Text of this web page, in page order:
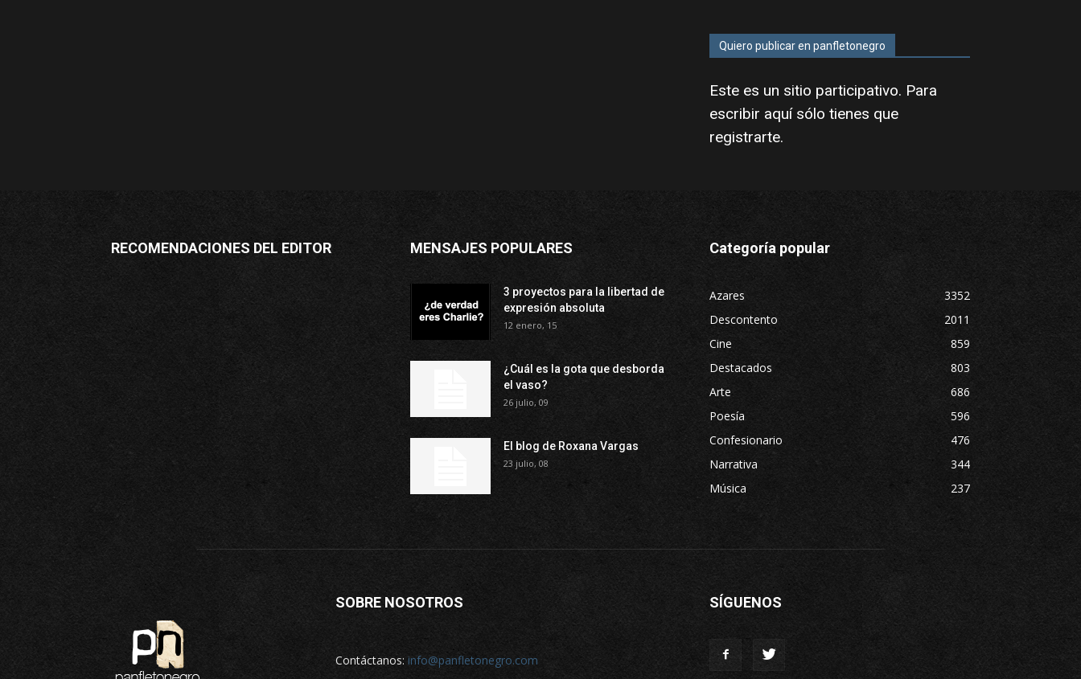
Quiero publicar en panfletonegro
Este es un sitio participativo. Para
escribir aquí sólo tienes que
registrarte.
RECOMENDACIONES DEL EDITOR MENSAJES POPULARES
3 proyectos para la libertad de
expresión absoluta
12 enero, 15
¿Cuál es la gota que desborda
el vaso?
26 julio, 09
El blog de Roxana Vargas
23 julio, 08
Categoría popular
Azares
3352
Descontento
2011
Cine
859
Destacados
803
Arte
686
Poesía
596
Confesionario
476
Narrativa
344
Música
237
SOBRE NOSOTROS
Contáctanos: info@panfletonegro.com
SÍGUENOS